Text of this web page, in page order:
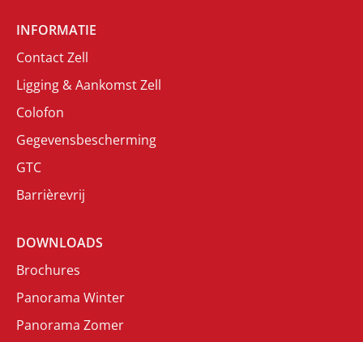
INFORMATIE
Contact Zell
Ligging & Aankomst Zell
Colofon
Gegevensbescherming
GTC
Barrièrevrij
DOWNLOADS
Brochures
Panorama Winter
Panorama Zomer